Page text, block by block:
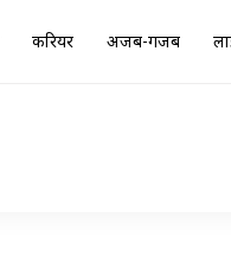
करियर अजब-गजब